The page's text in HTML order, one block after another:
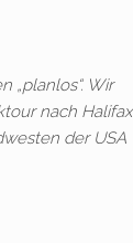
„planlos“. Wir
nach Halifax
der USA